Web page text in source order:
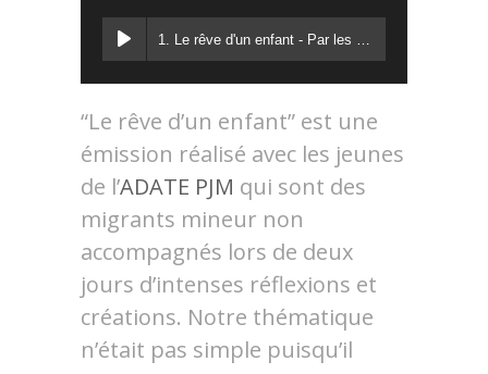
“Le rêve d’un enfant” est une
émission réalisé avec les jeunes
de l’ADATE PJM qui sont des
migrants mineur non
accompagnés lors de deux
jours d’intenses réflexions et
créations. Notre thématique
n’était pas simple puisqu’il